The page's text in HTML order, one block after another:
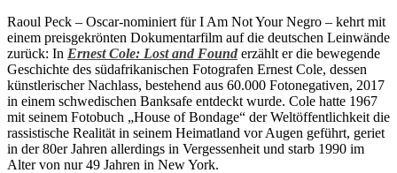
Raoul Peck – Oscar-nominiert für I Am Not Your Negro – kehrt mit
einem preisgekrönten Dokumentarfilm auf die deutschen Leinwände
zurück: In Ernest Cole: Lost and Found erzählt er die bewegende
Geschichte des südafrikanischen Fotografen Ernest Cole, dessen
künstlerischer Nachlass, bestehend aus 60.000 Fotonegativen, 2017
in einem schwedischen Banksafe entdeckt wurde. Cole hatte 1967
mit seinem Fotobuch „House of Bondage“ der Weltöffentlichkeit die
rassistische Realität in seinem Heimatland vor Augen geführt, geriet
in der 80er Jahren allerdings in Vergessenheit und starb 1990 im
Alter von nur 49 Jahren in New York.